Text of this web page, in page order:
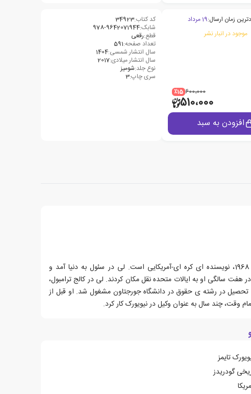
زمان ارسال:19 مرداد
موجود در انبار نشر
600،000 ٪15
510،000
افزودن به سبد
کد کتاب:34923
شابک:978-9642071944
قطع:رقعی
تعداد صفحه:591
سال انتشار شمسی:1404
سال انتشار میلادی:2017
نوع جلد:شومیز
سری چاپ:3
مین جین لی، زاده ی سال 1968، نویسنده ای کره ای-آمریکایی است. لی در سئول به دنیا آمد و
اش در سال 1967 و در هفت سالگی او به ایالات متحده نقل مکان کردند. لی در کالج ترامبول،
تحصیل در رشته ی حقوق در دانشگاه جورجتاون مشغول شد. او قبل از
وقت، چند سال به عنوان وکیل در نیویورک کار کرد.
تایمز
گودریدز